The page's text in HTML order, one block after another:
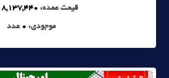
قیمت عمده: 8,137,440
موجودی: 0 عدد